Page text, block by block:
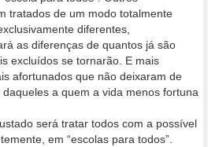
tratados de um modo totalmente
diferentes,
as diferenças de quantos já são
excluídos se tornarão. E mais
afortunados que não deixaram de
a quem a vida menos fortuna
será tratar todos com a possível
em “escolas para todos”.